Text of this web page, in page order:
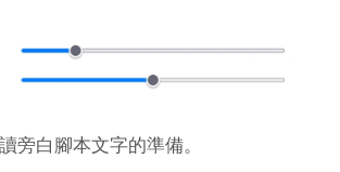
旁白腳本文字的準備。